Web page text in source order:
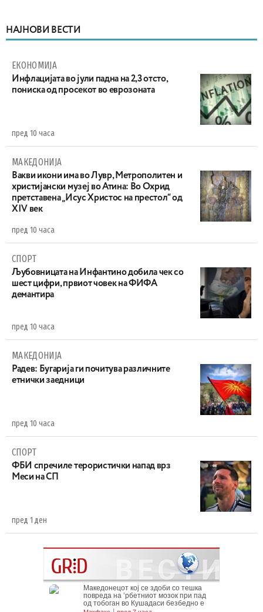
НАЈНОВИ ВЕСТИ
ЕКОНОМИЈА
Инфлацијата во јули падна на 2,3 отсто,
пониска од просекот во еврозоната
пред 10 часа
МАКЕДОНИЈА
Вакви икони има во Лувр, Метрополитен и
христијански музеј во Атина: Во Охрид
претставена „Исус Христос на престол“ од
XIV век
пред 10 часа
СПОРТ
Љубовницата на Инфантино добила чек со
шест цифри, првиот човек на ФИФА
демантира
пред 10 часа
МАКЕДОНИЈА
Радев: Бугарија ги почитува различните
етнички заедници
пред 10 часа
СПОРТ
ФБИ спречиле терористички напад врз
Меси на СП
пред 1 ден